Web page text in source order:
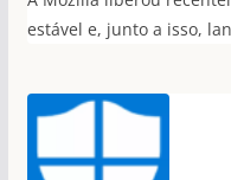
estável e, junto a isso,